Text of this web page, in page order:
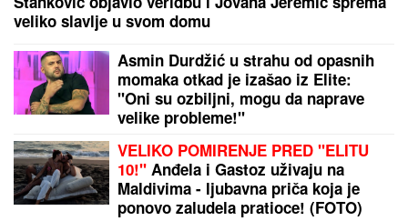
Pojavio se snimak: Trener pomogao Rakiću da
by Aklamator
PREPORUKA ZA VAS